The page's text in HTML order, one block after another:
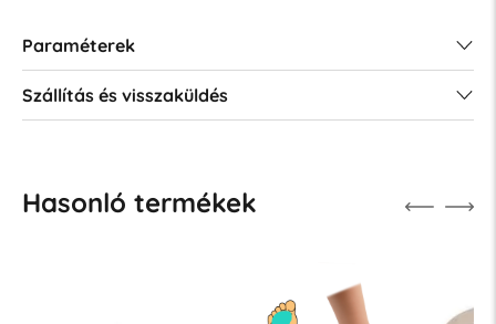
Paraméterek
Szállítás és visszaküldés
Hasonló termékek